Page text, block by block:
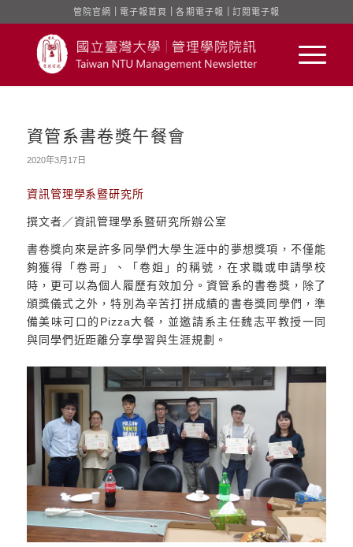
管院官網 電子報首頁 ｜各期電子報 訂閱電子報
資管系書卷獎午餐會
2020年3月17日
資訊管理學系暨研究所
撰文者／資訊管理學系暨研究所辦公室
書卷獎向來是許多同學們大學生涯中的夢想獎項，不僅能
夠獲得「卷哥」、「卷姐」的稱號，在求職或申請學校
時，更可以為個人履歷有效加分。資管系的書卷獎，除了
頒獎儀式之外，特別為辛苦打拼成績的書卷獎同學們，準
備美味可口的Pizza大餐，並邀請系主任魏志平教授一同
與同學們近距離分享學習與生涯規劃。